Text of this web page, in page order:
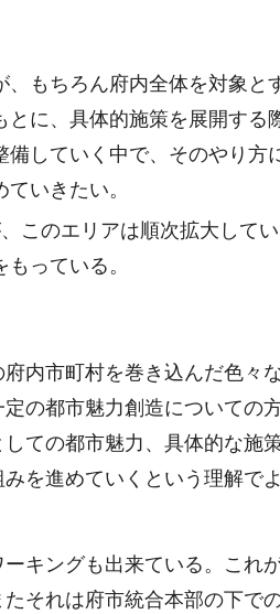
もちろん府内全体を対象
に、具体的施策を展開す
していく中で、そのやり
いきたい。
このエリアは順次拡大して
っている。
内市町村を巻き込んだ色々
の都市魅力創造についての
ての都市魅力、具体的な施
を進めていくという理解でよ
キングも出来ている。これ
それは府市統合本部の下で